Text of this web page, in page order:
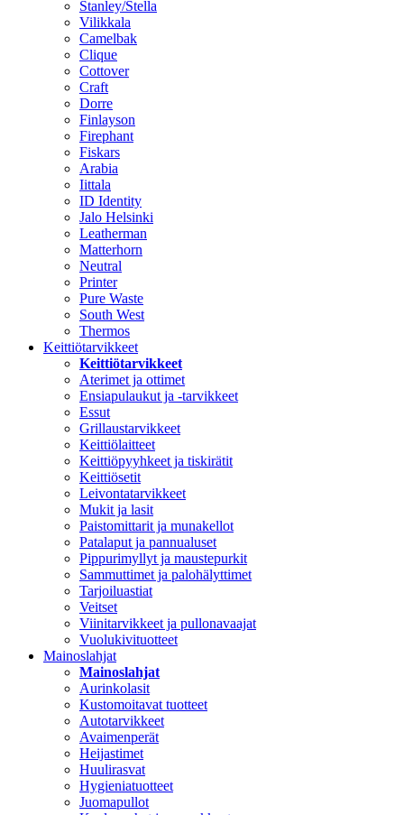
Stanley/Stella
Vilikkala
Camelbak
Clique
Cottover
Craft
Dorre
Finlayson
Firephant
Fiskars
Arabia
Iittala
ID Identity
Jalo Helsinki
Leatherman
Matterhorn
Neutral
Printer
Pure Waste
South West
Thermos
Keittiötarvikkeet
Keittiötarvikkeet
Aterimet ja ottimet
Ensiapulaukut ja -tarvikkeet
Essut
Grillaustarvikkeet
Keittiölaitteet
Keittiöpyyhkeet ja tiskirätit
Keittiösetit
Leivontatarvikkeet
Mukit ja lasit
Paistomittarit ja munakellot
Patalaput ja pannualuset
Pippurimyllyt ja maustepurkit
Sammuttimet ja palohälyttimet
Tarjoiluastiat
Veitset
Viinitarvikkeet ja pullonavaajat
Vuolukivituotteet
Mainoslahjat
Mainoslahjat
Aurinkolasit
Kustomoitavat tuotteet
Autotarvikkeet
Avaimenperät
Heijastimet
Huulirasvat
Hygieniatuotteet
Juomapullot